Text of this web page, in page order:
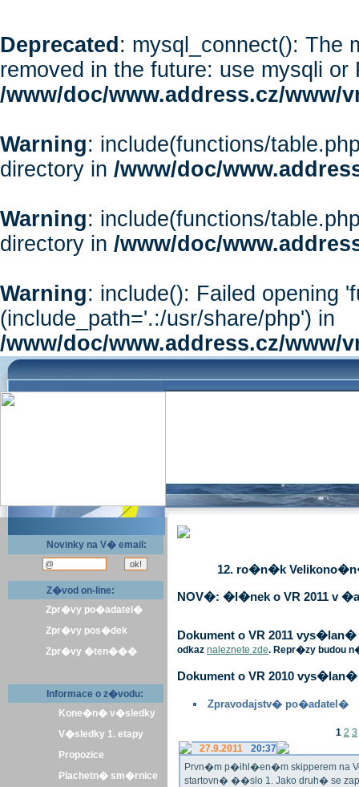
Deprecated : mysql_connect(): The
removed in the future: use mysqli or
/www/doc/www.address.cz/www/
Warning: include(functions/
directory in /www/doc/
Warning: include(functions/
directory in /www/doc/
Warning: include(): Failed opening
(include_path='.:/usr/share/php') in
/www/doc/www.address.cz/www/
Novinky na V� email:
Z�vod on-line:
Zpr�vy po�adatel�
Zpr�vy pos�dek
Zpr�vy �ten���
Informace o z�vodu:
Kone�n� v�sledky
V�sledky 1. etapy
Propozice
Plachetn� sm�rnice
12. ro�n�k
NOV�: �l�nek o VR 2011 v
Dokument o VR 2011
odkaz naleznete zde. Repr�zy budou
Dokument o VR 2010
Zpravodajstv� po�adatel�
1 2 3
27.9.2011
20:37
Prvn�m p�ihl�en�m skipperem na
startovn� ��slo 1. Jako druh� se